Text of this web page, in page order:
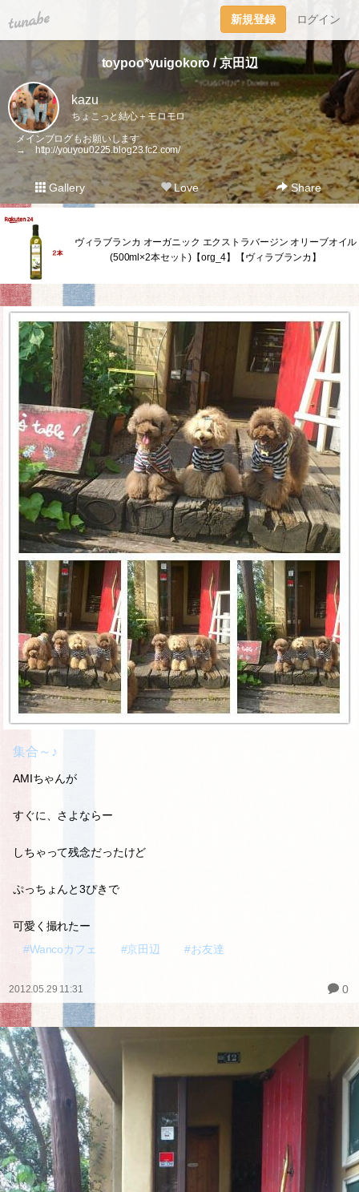
tuna.be 新規登録 ログイン
toypoo*yuigokoro / 京田辺
kazu
ちょこっと結心＋モロモロ
メインブログもお願いします
→
http://youyou0225.blog23.fc2.com/
Gallery Love Share
ヴィラブランカ オーガニック エクストラバージン オリーブオイル
(500ml×2本セット)【org_4】【ヴィラブランカ】
集合～♪
AMIちゃんが
すぐに、さよならー
しちゃって残念だったけど
ぷっちょんと3ぴきで
可愛く撮れたー
#Wancoカフェ
#京田辺 #お友達
2012.05.29 11:31 0